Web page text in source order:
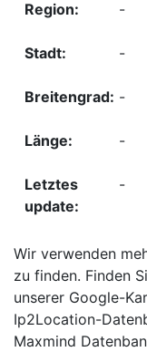
-
-
-
-
-
Wir verwenden
zu finden. Finden
unserer Google-
Ip2Location-
Maxmind